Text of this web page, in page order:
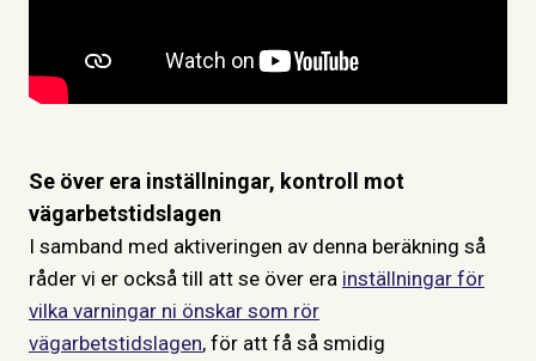
Se över era inställningar, kontroll mot
vägarbetstidslagen
I samband med aktiveringen av denna beräkning så
råder vi er också till att se över era inställningar för
vilka varningar ni önskar som rör
vägarbetstidslagen, för att få så smidig